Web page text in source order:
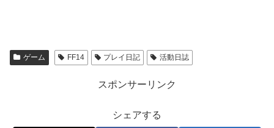
ゲーム FF14 プレイ日記 活動日誌
スポンサーリンク
シェアする